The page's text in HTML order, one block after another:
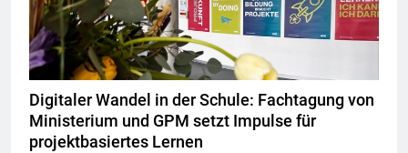
Digitaler Wandel in der Schule: Fachtagung von
Ministerium und GPM setzt Impulse für
projektbasiertes Lernen